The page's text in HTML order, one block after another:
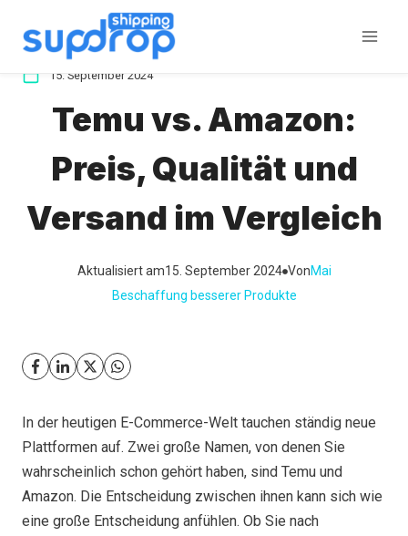
Inhalt
15. September 2024
Temu vs. Amazon:
Preis, Qualität und
Versand im Vergleich
Aktualisiert am15. September 2024 VonMai
Beschaffung besserer Produkte
In der heutigen E-Commerce-Welt tauchen ständig neue
Plattformen auf. Zwei große Namen, von denen Sie
wahrscheinlich schon gehört haben, sind Temu und
Amazon. Die Entscheidung zwischen ihnen kann sich wie
eine große Entscheidung anfühlen. Ob Sie nach